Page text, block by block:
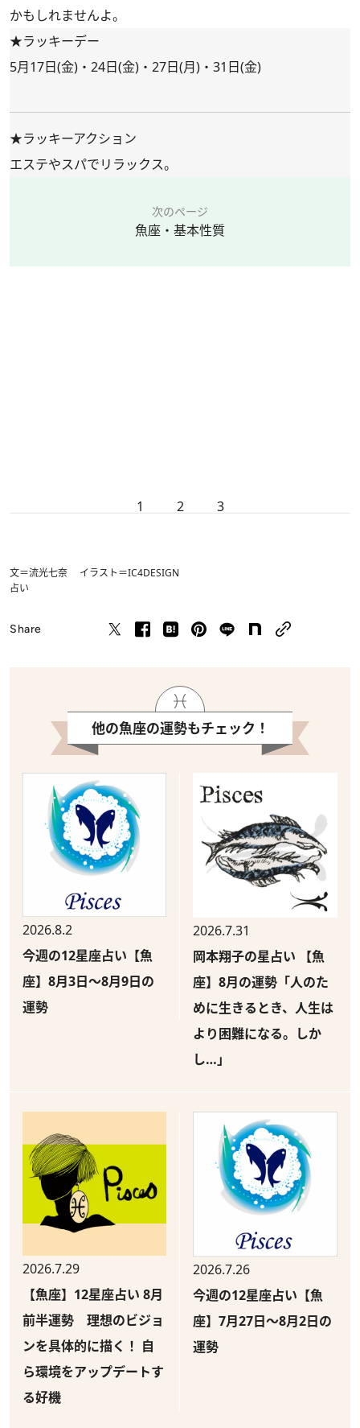
かもしれませんよ。
★ラッキーデー
5月17日(金)・24日(金)・27日(月)・31日(金)
★ラッキーアクション
エステやスパでリラックス。
次のページ
魚座・基本性質
1 2 3
文＝流光七奈 イラスト＝IC4DESIGN
占い
Share
他の魚座の運勢もチェック！
2026.8.2
今週の12星座占い【魚
座】8月3日～8月9日の
運勢
2026.7.31
岡本翔子の星占い 【魚
座】8月の運勢「人のた
めに生きるとき、人生は
より困難になる。しか
し…」
2026.7.29
【魚座】12星座占い 8月
前半運勢 理想のビジョ
ンを具体的に描く！ 自
ら環境をアップデートす
る好機
2026.7.26
今週の12星座占い【魚
座】7月27日～8月2日の
運勢